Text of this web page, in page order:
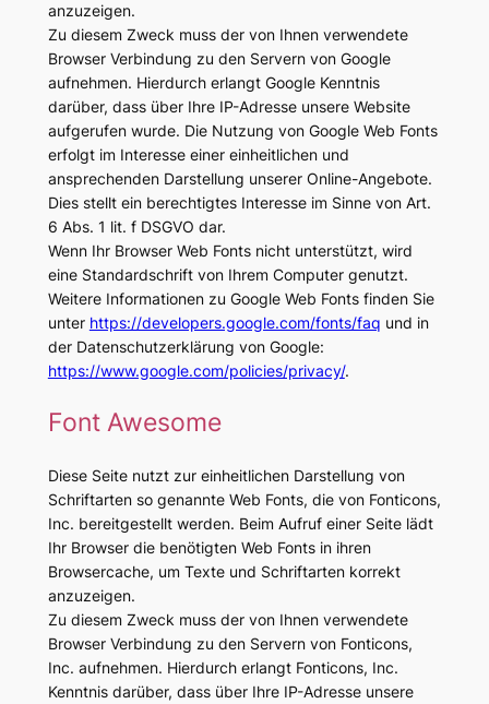
anzuzeigen.
Zu diesem Zweck muss der von Ihnen verwendete
Browser Verbindung zu den Servern von Google
aufnehmen. Hierdurch erlangt Google Kenntnis
darüber, dass über Ihre IP-Adresse unsere Website
aufgerufen wurde. Die Nutzung von Google Web Fonts
erfolgt im Interesse einer einheitlichen und
ansprechenden Darstellung unserer Online-Angebote.
Dies stellt ein berechtigtes Interesse im Sinne von Art.
6 Abs. 1 lit. f DSGVO dar.
Wenn Ihr Browser Web Fonts nicht unterstützt, wird
eine Standardschrift von Ihrem Computer genutzt.
Weitere Informationen zu Google Web Fonts finden Sie
unter https://developers.google.com/fonts/faq und in
der Datenschutzerklärung von Google:
https://www.google.com/policies/privacy/.
Font Awesome
Diese Seite nutzt zur einheitlichen Darstellung von
Schriftarten so genannte Web Fonts, die von Fonticons,
Inc. bereitgestellt werden. Beim Aufruf einer Seite lädt
Ihr Browser die benötigten Web Fonts in ihren
Browsercache, um Texte und Schriftarten korrekt
anzuzeigen.
Zu diesem Zweck muss der von Ihnen verwendete
Browser Verbindung zu den Servern von Fonticons,
Inc. aufnehmen. Hierdurch erlangt Fonticons, Inc.
Kenntnis darüber, dass über Ihre IP-Adresse unsere